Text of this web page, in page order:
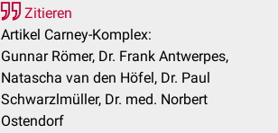
Zitieren
Artikel Carney-Komplex:
Gunnar Römer, Dr. Frank Antwerpes,
Natascha van den Höfel, Dr. Paul
Schwarzlmüller, Dr. med. Norbert
Ostendorf